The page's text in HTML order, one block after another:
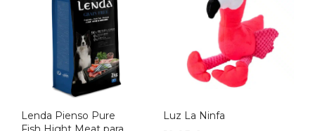
Lenda Pienso Pure
Luz La Ninfa